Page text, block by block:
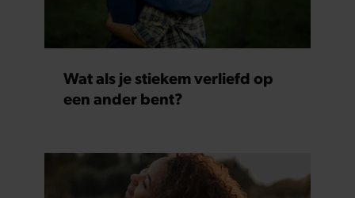
Wat als je stiekem verliefd op
een ander bent?